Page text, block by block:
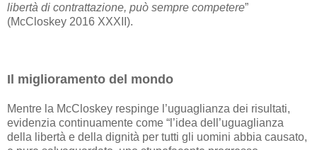
libertà di contrattazione, può sempre competere”
(McCloskey 2016 XXXII).
Il miglioramento del mondo
Mentre la McCloskey respinge l’uguaglianza dei risultati,
evidenzia continuamente come “l’idea dell’uguaglianza
della libertà e della dignità per tutti gli uomini abbia causato,